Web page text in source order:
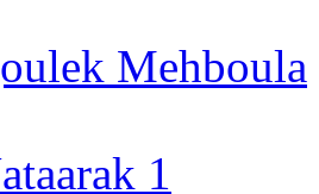
Mehboula
1